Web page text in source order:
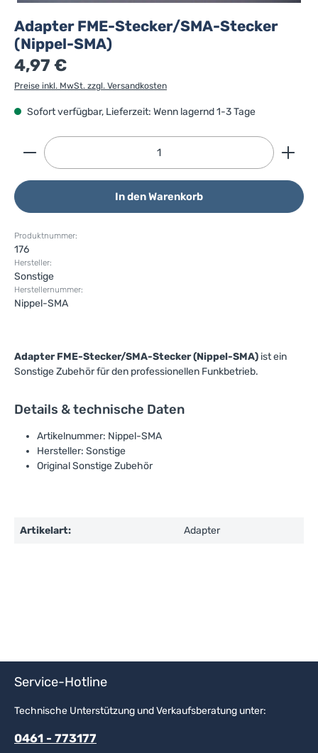
Adapter FME-Stecker/SMA-Stecker
(Nippel-SMA)
4,97 €
Preise inkl. MwSt. zzgl. Versandkosten
Sofort verfügbar, Lieferzeit: Wenn lagernd 1-3 Tage
Produkt Anzahl: Gib den gewünschten Wert ein
In den Warenkorb
Produktnummer:
176
Hersteller:
Sonstige
Herstellernummer:
Nippel-SMA
Adapter FME-Stecker/SMA-Stecker (Nippel-SMA) ist ein
Sonstige Zubehör für den professionellen Funkbetrieb.
Details & technische Daten
Artikelnummer: Nippel-SMA
Hersteller: Sonstige
Original Sonstige Zubehör
Artikelart: Adapter
Service-Hotline
Technische Unterstützung und Verkaufsberatung unter:
0461 - 773177